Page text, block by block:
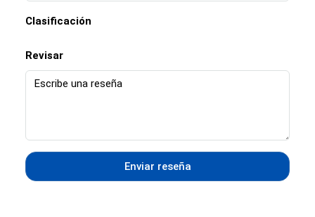
Clasificación
Revisar
Enviar reseña